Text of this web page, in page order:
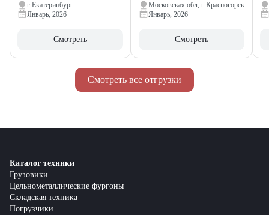
Смотреть все отгрузки
г Екатеринбург
Январь, 2026
Смотреть
Московская обл, г Красногорск
Январь, 2026
Смотреть
Каталог техники
Грузовики
Цельнометаллические фургоны
Складская техника
Погрузчики